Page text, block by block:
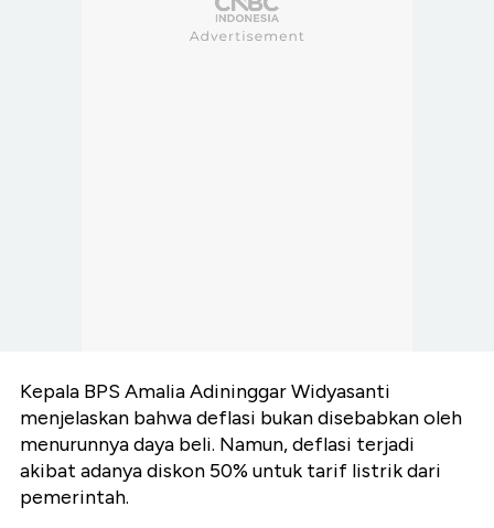
Kepala BPS Amalia Adininggar Widyasanti
menjelaskan bahwa deflasi bukan disebabkan oleh
menurunnya daya beli. Namun, deflasi terjadi
akibat adanya diskon 50% untuk tarif listrik dari
pemerintah.